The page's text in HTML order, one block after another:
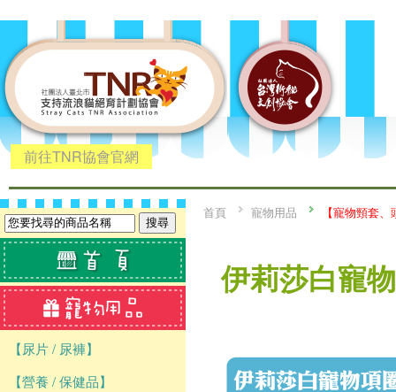
前往TNR協會官網
【尿片 / 尿褲】
【營養 / 保健品】
首頁 寵物用品 【寵物頸套
伊莉莎白寵